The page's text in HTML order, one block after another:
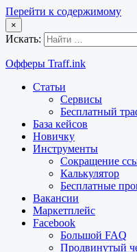
Перейти к содержимому
×
Искать:
Офферы Traff.ink
Статьи
Сервисы
Бесплатный
База кейсов
Новичку
Инструменты
Сокращение
Калькулятор
Бесплатные
Вакансии
Маркетплейс
Facebook
Большой FAQ
Продвинутый